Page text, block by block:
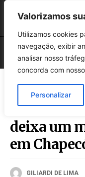
Valorizamos
Utilizamos cookies
navegação, exibir
analisar nosso
concorda com
Personalizar
Colisão
deixa um
em
GILIARDI DE LIMA